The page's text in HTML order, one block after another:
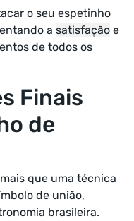
o seu espetinho
a satisfação e
de todos os
Finais
de
que uma técnica
de união,
brasileira.